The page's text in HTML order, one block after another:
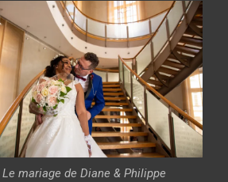
Le mariage de Diane & Philippe